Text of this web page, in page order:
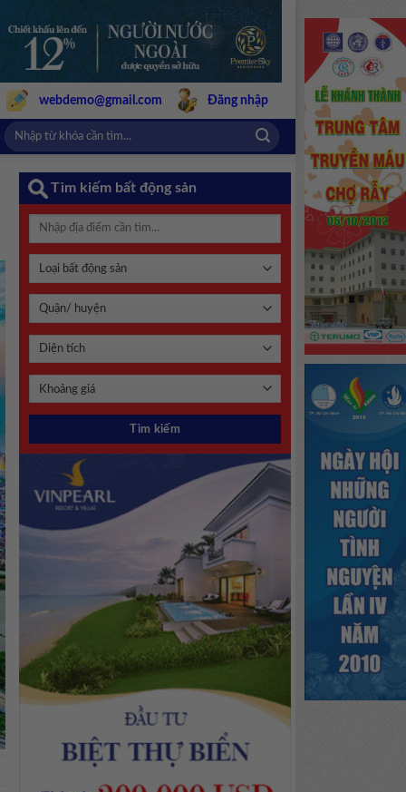
webdemo@gmail.com Đăng nhập
Tìm kiếm bất động sản